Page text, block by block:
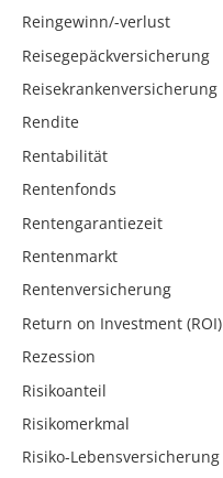
Reingewinn/-verlust
Reisegepäckversicherung
Reisekrankenversicherung
Rendite
Rentabilität
Rentenfonds
Rentengarantiezeit
Rentenmarkt
Rentenversicherung
Return on Investment (ROI)
Rezession
Risikoanteil
Risikomerkmal
Risiko-Lebensversicherung